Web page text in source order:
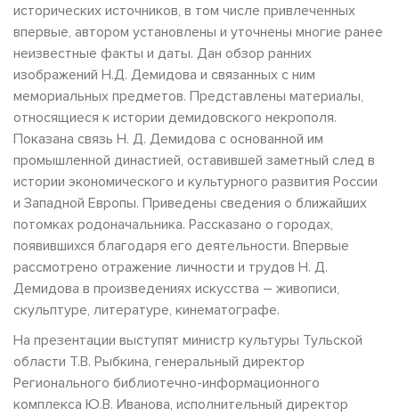
исторических источников, в том числе привлеченных
впервые, автором установлены и уточнены многие ранее
неизвестные факты и даты. Дан обзор ранних
изображений Н.Д. Демидова и связанных с ним
мемориальных предметов. Представлены материалы,
относящиеся к истории демидовского некрополя.
Показана связь Н. Д. Демидова с основанной им
промышленной династией, оставившей заметный след в
истории экономического и культурного развития России
и Западной Европы. Приведены сведения о ближайших
потомках родоначальника. Рассказано о городах,
появившихся благодаря его деятельности. Впервые
рассмотрено отражение личности и трудов Н. Д.
Демидова в произведениях искусства – живописи,
скульптуре, литературе, кинематографе.
На презентации выступят министр культуры Тульской
области Т.В. Рыбкина, генеральный директор
Регионального библиотечно-информационного
комплекса Ю.В. Иванова, исполнительный директор